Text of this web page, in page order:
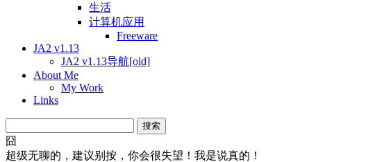
生活
计算机应用
Freeware
JA2 v1.13
JA2 v1.13导航[old]
About Me
My Work
Links
索：
囧
超级无聊的，建议别按，你会很失望！我是说真的！